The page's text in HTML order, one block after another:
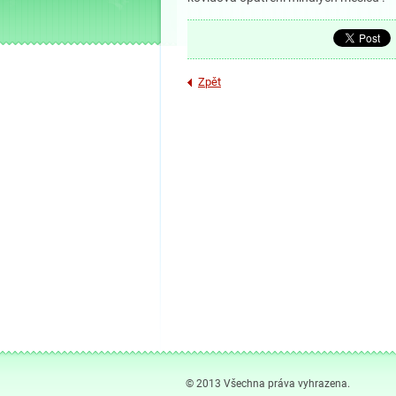
Zpět
© 2013 Všechna práva vyhrazena.